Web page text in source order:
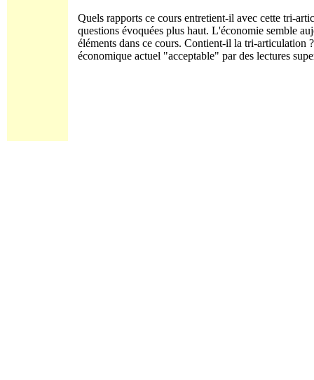
Quels rapports ce cours entretient-il avec cette tri-
questions évoquées plus haut. L'économie semble
éléments dans ce cours. Contient-il la tri-articulation
économique actuel "acceptable" par des lectures